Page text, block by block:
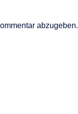
abzugeben.